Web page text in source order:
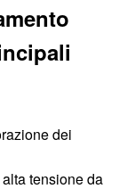
dei
tensione da